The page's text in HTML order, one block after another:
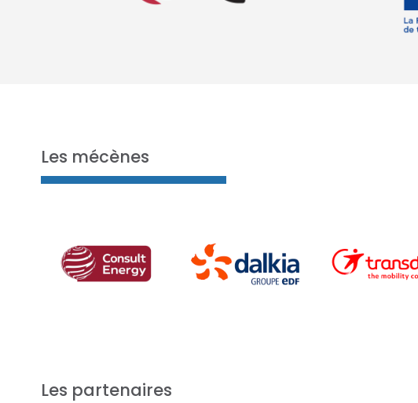
Les mécènes
Les partenaires